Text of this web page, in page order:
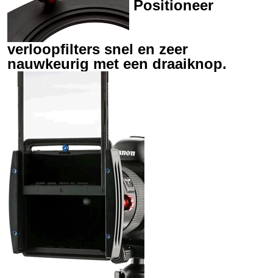
Positioneer
verloopfilters snel en zeer
nauwkeurig met een draaiknop.